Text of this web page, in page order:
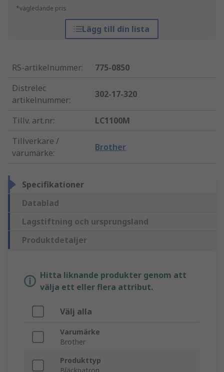
*vägledande pris
Lägg till din lista
RS-artikelnummer:
775-0850
Distrelec
artikelnummer:
302-17-320
Tillv. art.nr:
LC1100M
Tillverkare /
varumärke:
Brother
Specifikationer
Datablad
Lagstiftning och ursprungsland
Produktdetaljer
Hitta liknande produkter genom att
välja ett eller flera attribut.
Välj alla
Varumärke
Brother
Produkttyp